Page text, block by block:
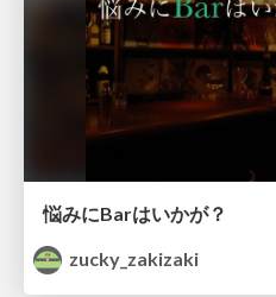
悩みにBarはいかが？
zucky_zakizaki